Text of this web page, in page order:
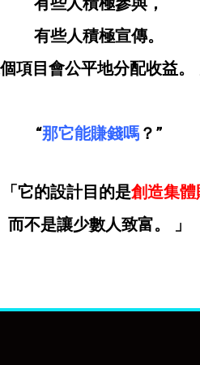
有些人積極宣傳。
項目會公平地分配收益。
“那它能賺錢嗎？”
它的設計目的是創造集體
而不是讓少數人致富。 」